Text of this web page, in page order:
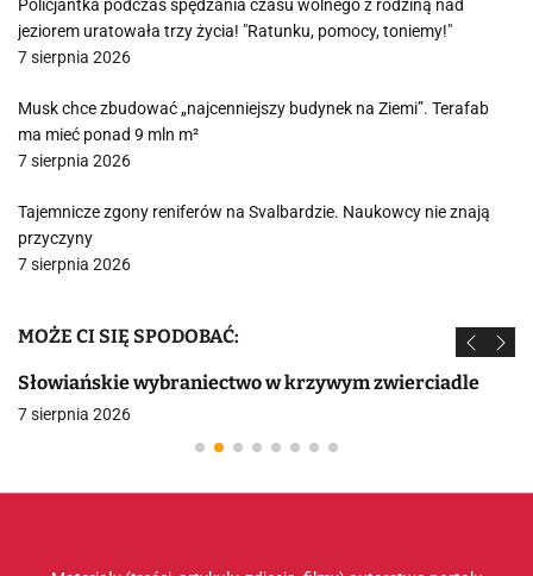
Policjantka podczas spędzania czasu wolnego z rodziną nad
jeziorem uratowała trzy życia! "Ratunku, pomocy, toniemy!"
7 sierpnia 2026
Musk chce zbudować „najcenniejszy budynek na Ziemi”. Terafab
ma mieć ponad 9 mln m²
7 sierpnia 2026
Tajemnicze zgony reniferów na Svalbardzie. Naukowcy nie znają
przyczyny
7 sierpnia 2026
MOŻE CI SIĘ SPODOBAĆ:
Słowiańskie wybraniectwo w krzywym zwierciadle
7 sierpnia 2026